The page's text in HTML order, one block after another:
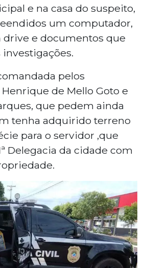
e na casa do suspeito,
um computador,
drive e documentos que
investigações.
pelos
de Mello Goto e
que pedem ainda
tenha adquirido terreno
para o servidor ,que
Delegacia da cidade com